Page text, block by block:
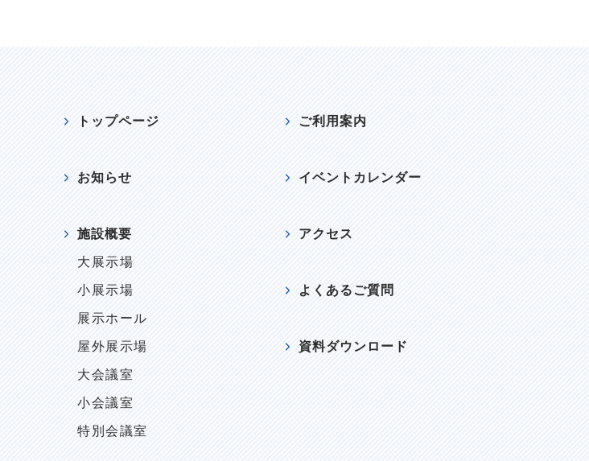
トップページ
お知らせ
施設概要
大展示場
小展示場
展示ホール
屋外展示場
大会議室
小会議室
特別会議室
ご利用案内
イベントカレンダー
アクセス
よくあるご質問
資料ダウンロード